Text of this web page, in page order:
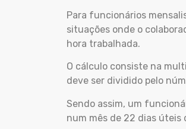
Para funcionários
situações onde o
hora trabalhada.
O cálculo consiste na
deve ser dividido pelo
Sendo assim, um
num mês de 22 dias